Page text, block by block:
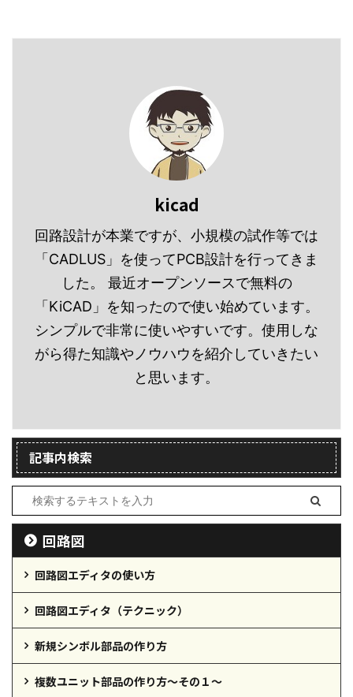
上 ...
ので合わせる必要 ...
内のPCB製造メーカー プ
リント基板の製造・設
計・実装ならプリント基
板ネット通販P板.com 言
わずと知れた基板製造メ
か？ 品質はもちろん良い
ですが ...
面倒です。 基板のデータ
を渡したと思ったら「ラ
イブラリが入ってないの
で読み込めない」などと
言われることがありま
す。 ですので、私は基板
ごとにライブラリを作成
フォルダに入れて運用し
てい ...
kicad
回路設計が本業ですが、小規模の試作等では
「CADLUS」を使ってPCB設計を行ってきま
した。 最近オープンソースで無料の
「KiCAD」を知ったので使い始めています。
シンプルで非常に使いやすいです。使用しな
がら得た知識やノウハウを紹介していきたい
と思います。
記事内検索
回路図
回路図エディタの使い方
回路図エディタ（テクニック）
新規シンボル部品の作り方
複数ユニット部品の作り方～その１～